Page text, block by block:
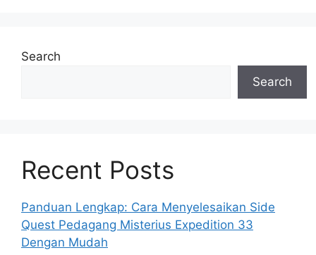
Search
Search
Recent Posts
Panduan Lengkap: Cara Menyelesaikan Side
Quest Pedagang Misterius Expedition 33
Dengan Mudah